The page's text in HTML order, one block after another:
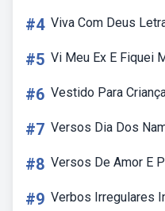
#4 Viva Com Deus
#5 Vi Meu Ex E Fiquei
#6 Vestido Para
#7 Versos Dia Dos
#8 Versos De Amor E
#9 Verbos Irregulares